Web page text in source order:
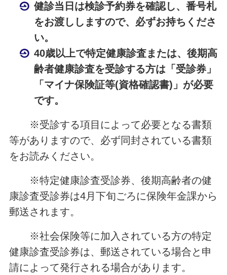
健診当日は検診予約券を確認し、番号札
をお渡ししますので、必ずお持ちくださ
い。
40歳以上で特定健康診査または、後期高
齢者健康診査を受診する方は「受診券」
「マイナ保険証等(資格確認書)」が必要
です。
※受診する項目によって必要となる書類
等がありますので、必ず同封されている書類
をお読みください。
※特定健康診査受診券、後期高齢者の健
康診査受診券は4月下旬ごろに保険年金課から
郵送されます。
※社会保険等に加入されている方の特定
健康診査受診券は、郵送されている場合と申
請によって発行される場合があります。